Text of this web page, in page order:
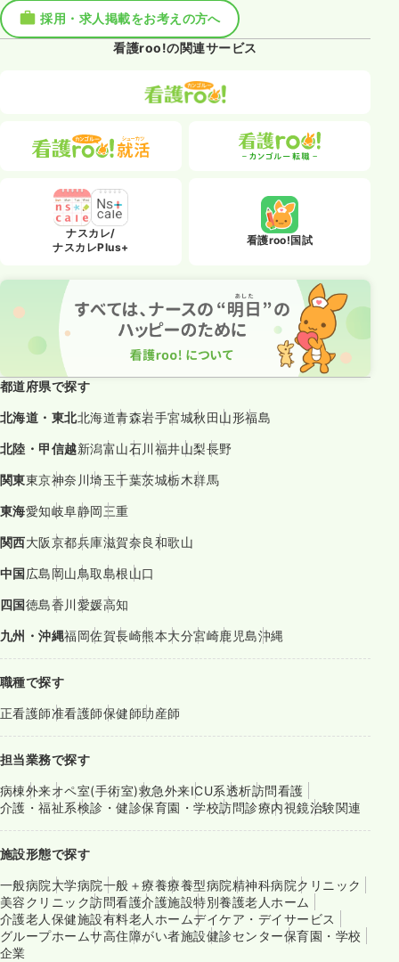
採用・求人掲載をお考えの方へ
看護roo!の関連サービス
ナスカレ/
ナスカレPlus+
看護roo!国試
都道府県で探す
北海道・東北北海道青森岩手宮城秋田山形福島
北陸・甲信越新潟富山石川福井山梨長野
関東東京神奈川埼玉千葉茨城栃木群馬
東海愛知岐阜静岡三重
関西大阪京都兵庫滋賀奈良和歌山
中国広島岡山鳥取島根山口
四国徳島香川愛媛高知
九州・沖縄福岡佐賀長崎熊本大分宮崎鹿児島沖縄
職種で探す
正看護師准看護師保健師助産師
担当業務で探す
病棟外来オペ室(手術室)救急外来ICU系透析訪問看護
介護・福祉系検診・健診保育園・学校訪問診療内視鏡治験関連
施設形態で探す
一般病院大学病院一般＋療養療養型病院精神科病院クリニック
美容クリニック訪問看護介護施設特別養護老人ホーム
介護老人保健施設有料老人ホームデイケア・デイサービス
グループホームサ高住障がい者施設健診センター保育園・学校
企業